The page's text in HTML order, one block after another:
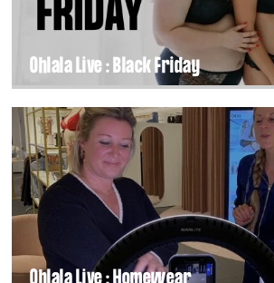
Ohlala Live : Black Friday